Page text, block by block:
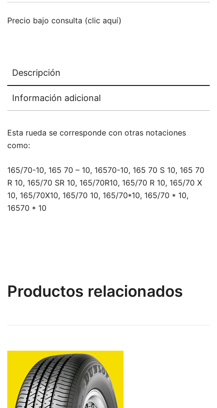
Precio bajo consulta (clic aquí)
Descripción
Información adicional
Esta rueda se corresponde con otras notaciones
como:
165/70-10, 165 70 – 10, 16570-10, 165 70 S 10, 165 70
R 10, 165/70 SR 10, 165/70R10, 165/70 R 10, 165/70 X
10, 165/70X10, 165/70 10, 165/70*10, 165/70 * 10,
16570 * 10
Productos relacionados